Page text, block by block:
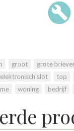
groot grote
elektronisch slot top
woning bedrijf